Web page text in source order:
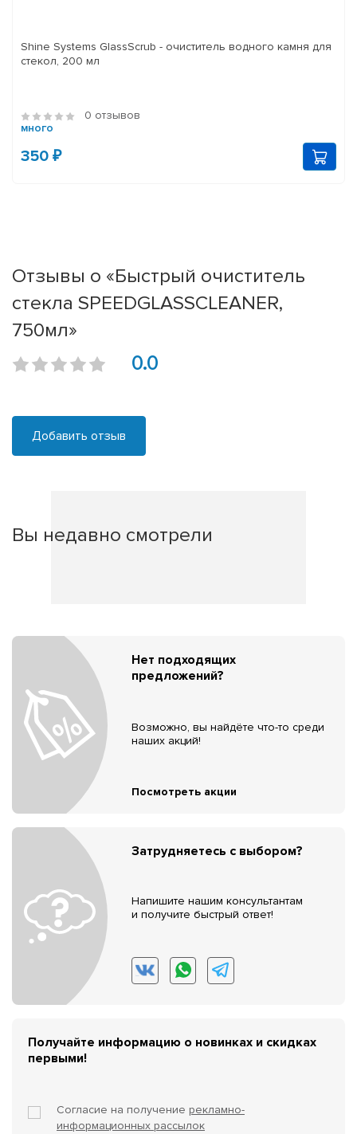
Shine Systems GlassScrub - очиститель водного камня для
стекол, 200 мл
0 отзывов
много
350 ₽
Отзывы о «Быстрый очиститель
стекла SPEEDGLASSCLEANER,
750мл»
0.0
Добавить отзыв
Вы недавно смотрели
Нет подходящих
предложений?
Возможно, вы найдёте что-то среди
наших акций!
Посмотреть акции
Затрудняетесь с выбором?
Напишите нашим консультантам
и получите быстрый ответ!
Получайте информацию о новинках и скидках
первыми!
Согласие на получение рекламно-
информационных рассылок